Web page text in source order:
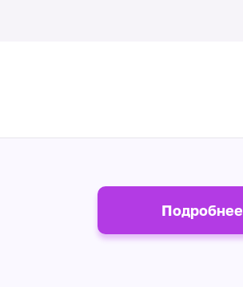
Подробнее